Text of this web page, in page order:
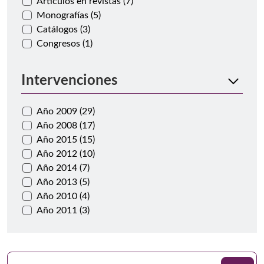
Monografías (5)
Catálogos (3)
Congresos (1)
Intervenciones
Año 2009 (29)
Año 2008 (17)
Año 2015 (15)
Año 2012 (10)
Año 2014 (7)
Año 2013 (5)
Año 2010 (4)
Año 2011 (3)